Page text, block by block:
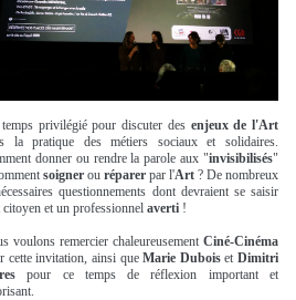
privilégié pour discuter des enjeux de l'Art
la pratique des métiers sociaux et solidaires.
donner ou rendre la parole aux "invisibilisés"
soigner ou réparer par l'Art ? De nombreux
questionnements dont devraient se saisir
citoyen et un professionnel averti !
voulons remercier chaleureusement Ciné-Cinéma
cette invitation, ainsi queMarie Duboiset Dimitri
pour ce temps de réflexion important et